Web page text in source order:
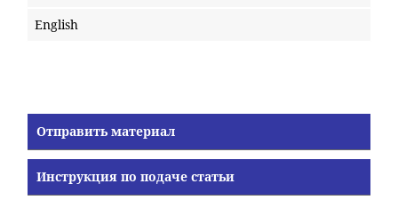
English
Отправить материал
Инструкция по подаче статьи